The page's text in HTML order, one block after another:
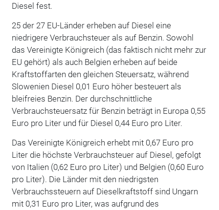
Diesel fest.
25 der 27 EU-Länder erheben auf Diesel eine
niedrigere Verbrauchsteuer als auf Benzin. Sowohl
das Vereinigte Königreich (das faktisch nicht mehr zur
EU gehört) als auch Belgien erheben auf beide
Kraftstoffarten den gleichen Steuersatz, während
Slowenien Diesel 0,01 Euro höher besteuert als
bleifreies Benzin. Der durchschnittliche
Verbrauchsteuersatz für Benzin beträgt in Europa 0,55
Euro pro Liter und für Diesel 0,44 Euro pro Liter.
Das Vereinigte Königreich erhebt mit 0,67 Euro pro
Liter die höchste Verbrauchsteuer auf Diesel, gefolgt
von Italien (0,62 Euro pro Liter) und Belgien (0,60 Euro
pro Liter). Die Länder mit den niedrigsten
Verbrauchssteuern auf Dieselkraftstoff sind Ungarn
mit 0,31 Euro pro Liter, was aufgrund des